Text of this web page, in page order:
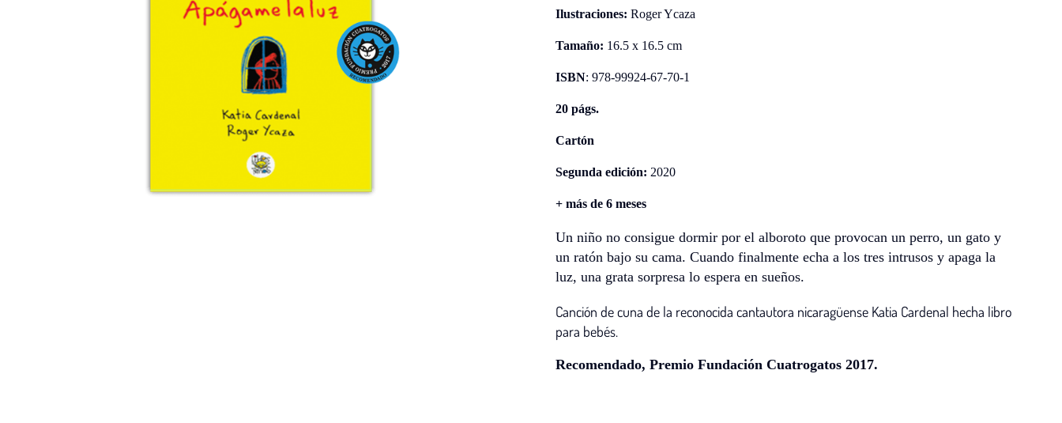
Ilustraciones: Roger Ycaza
Tamaño: 16.5 x 16.5 cm
ISBN: 978-99924-67-70-1
20 págs.
Cartón
Segunda edición: 2020
+ más de 6 meses
Un niño no consigue dormir por el alboroto que provocan un perro, un gato y
un ratón bajo su cama. Cuando finalmente echa a los tres intrusos y apaga la
luz, una grata sorpresa lo espera en sueños.
Canción de cuna de la reconocida cantautora nicaragüense Katia Cardenal hecha libro
para bebés.
Recomendado, Premio Fundación Cuatrogatos 2017.